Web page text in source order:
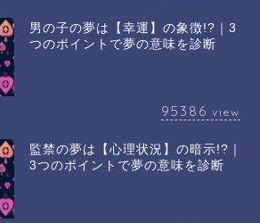
男の子の夢は【幸運】の象徴!?｜3
つのポイントで夢の意味を診断
95386 view
監禁の夢は【心理状況】の暗示!?｜
3つのポイントで夢の意味を診断